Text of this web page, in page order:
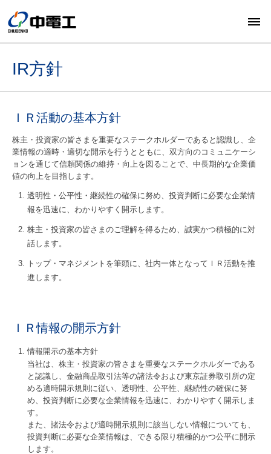
IR方針
ＩＲ活動の基本方針
株主・投資家の皆さまを重要なステークホルダーであると認識し、企
業情報の適時・適切な開示を行うとともに、双方向のコミュニケーシ
ョンを通じて信頼関係の維持・向上を図ることで、中長期的な企業価
値の向上を目指します。
透明性・公平性・継続性の確保に努め、投資判断に必要な企業情
報を迅速に、わかりやすく開示します。
株主・投資家の皆さまのご理解を得るため、誠実かつ積極的に対
話します。
トップ・マネジメントを筆頭に、社内一体となってＩＲ活動を推
進します。
ＩＲ情報の開示方針
情報開示の基本方針
当社は、株主・投資家の皆さまを重要なステークホルダーである
と認識し、金融商品取引法等の諸法令および東京証券取引所の定
める適時開示規則に従い、透明性、公平性、継続性の確保に努
め、投資判断に必要な企業情報を迅速に、わかりやすく開示しま
す。
また、諸法令および適時開示規則に該当しない情報についても、
投資判断に必要な企業情報は、できる限り積極的かつ公平に開示
します。